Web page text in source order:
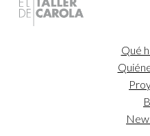
Qué